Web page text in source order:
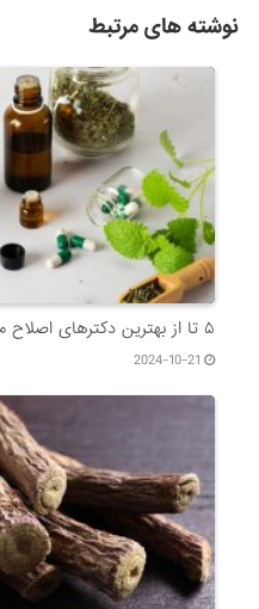
نوشته های مرتبط
۵ تا از بهترین دکتر‌های اصلاح مزاج در مشهد را بشناسید!
2024-10-21